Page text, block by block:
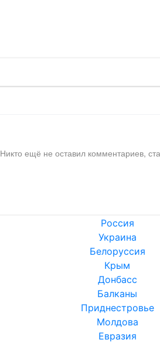
Никто ещё не оставил комментариев,
Россия
Украина
Белоруссия
Крым
Донбасс
Балканы
Приднестровье
Молдова
Евразия